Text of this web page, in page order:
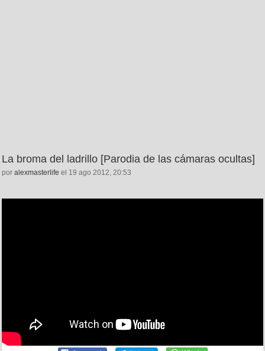
La broma del ladrillo [Parodia de las cámaras ocultas]
por alexmasterlife el 19 ago 2012, 20:53